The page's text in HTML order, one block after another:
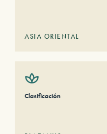
ASIA ORIENTAL
Clasificación